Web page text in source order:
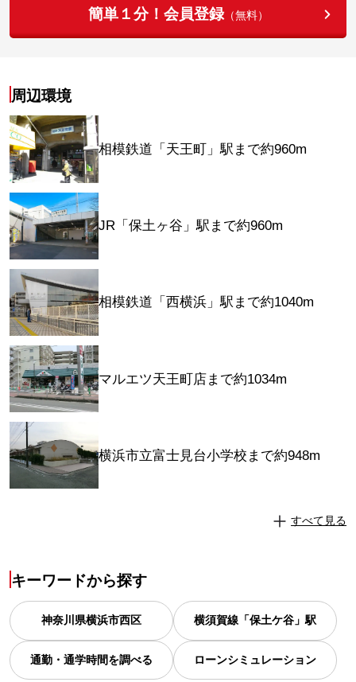
簡単１分！会員登録（無料）
周辺環境
相模鉄道「天王町」駅まで約960m
JR「保土ヶ谷」駅まで約960m
相模鉄道「西横浜」駅まで約1040m
マルエツ天王町店まで約1034m
横浜市立富士見台小学校まで約948m
すべて見る
キーワードから探す
神奈川県横浜市西区 横須賀線「保土ケ谷」駅
通勤・通学時間を調べる ローンシミュレーション